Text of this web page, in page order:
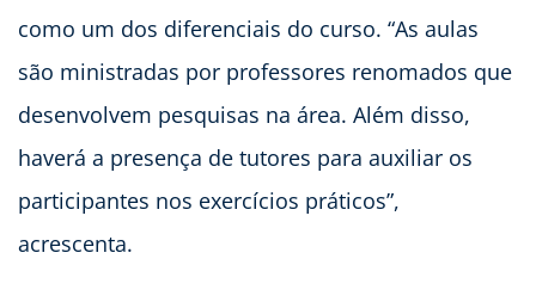
como um dos diferenciais do curso. “As aulas
são ministradas por professores renomados que
desenvolvem pesquisas na área. Além disso,
haverá a presença de tutores para auxiliar os
participantes nos exercícios práticos”,
acrescenta.